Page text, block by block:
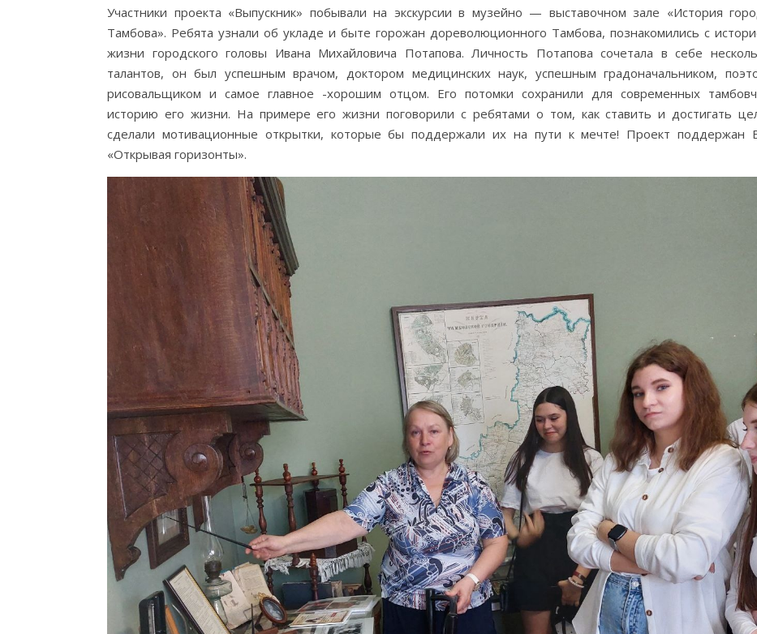
Участники проекта «Выпускник» побывали на экскурсии в музейно — выставочном зале «История
Тамбова». Ребята узнали об укладе и быте горожан дореволюционного Тамбова, познакомились с
жизни городского головы Ивана Михайловича Потапова. Личность Потапова сочетала в себе
талантов, он был успешным врачом, доктором медицинских наук, успешным градоначальником,
рисовальщиком и самое главное -хорошим отцом. Его потомки сохранили для современных
историю его жизни. На примере его жизни поговорили с ребятами о том, как ставить и достигать
сделали мотивационные открытки, которые бы поддержали их на пути к мечте! Проект поддержан
«Открывая горизонты».